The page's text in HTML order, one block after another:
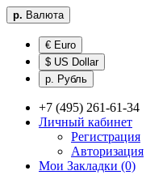
р. Валюта
€ Euro
$ US Dollar
р. Рубль
+7 (495) 261-61-34
Личный кабинет
Регистрация
Авторизация
Мои Закладки (0)